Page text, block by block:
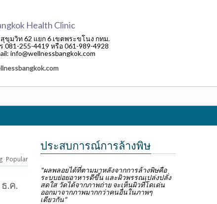
Health Clinic
สุขุมวิท 62 แยก 6 เขตพระขโนง กทม.
081-255-4419 หรือ 061-989-4928
info@wellnessbangkok.com
Popular
.ค.
ประสบการณ์การล้างพิษ
"ผลพลอยได้ที่ตามมาหลังจากการล้างพิษคือ
ระบบย่อยอาหารดีขึ้น และผิวพรรณเปล่งปลั่ง
สดใส วัดได้จากภาพถ่าย จะเห็นผิวที่โดเด่น
ออกมาจากภาพมากกว่าคนอื่นในภาพๆ
เดียวกัน"